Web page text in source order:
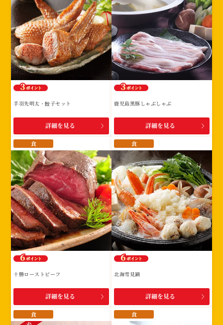
手羽先明太・餃子セット
詳細を見る
鹿児島黒豚しゃぶしゃぶ
詳細を見る
食
十勝ローストビーフ
詳細を見る
食
北海雪見鍋
詳細を見る
食 食